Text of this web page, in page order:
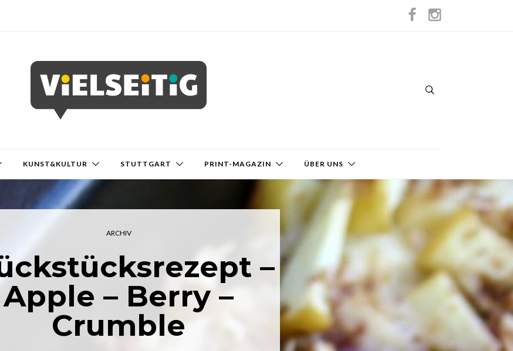
KUNST&KULTUR STUTTGART PRINT-MAGAZIN ÜBER UNS
ARCHIV
–
Apple – Berry –
Crumble